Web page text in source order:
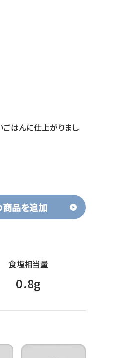
ごはんに仕上がりまし
商品を追加
食塩相当量
0.8g